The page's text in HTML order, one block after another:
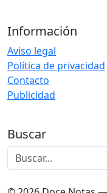
Información
Aviso legal
Política de privacidad
Contacto
Publicidad
Buscar